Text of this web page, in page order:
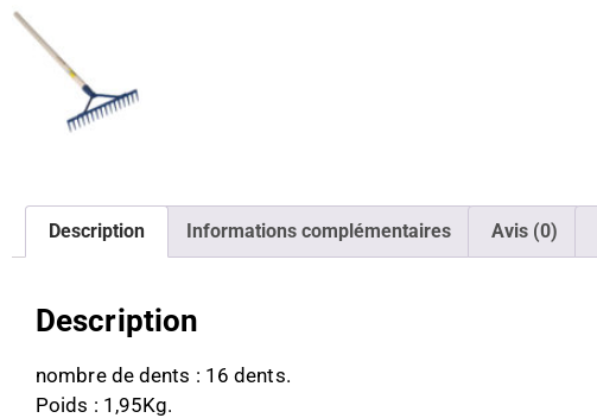
Description Informations complémentaires Avis (0)
Description
nombre de dents : 16 dents.
Poids : 1,95Kg.